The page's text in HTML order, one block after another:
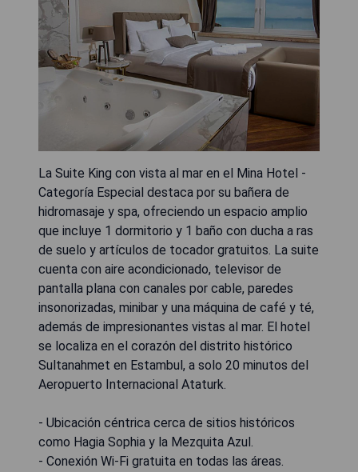
La Suite King con vista al mar en el Mina Hotel -
Categoría Especial destaca por su bañera de
hidromasaje y spa, ofreciendo un espacio amplio
que incluye 1 dormitorio y 1 baño con ducha a ras
de suelo y artículos de tocador gratuitos. La suite
cuenta con aire acondicionado, televisor de
pantalla plana con canales por cable, paredes
insonorizadas, minibar y una máquina de café y té,
además de impresionantes vistas al mar. El hotel
se localiza en el corazón del distrito histórico
Sultanahmet en Estambul, a solo 20 minutos del
Aeropuerto Internacional Ataturk.
- Ubicación céntrica cerca de sitios históricos
como Hagia Sophia y la Mezquita Azul.
- Conexión Wi-Fi gratuita en todas las áreas.